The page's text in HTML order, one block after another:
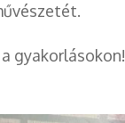
gyakorlásokon!